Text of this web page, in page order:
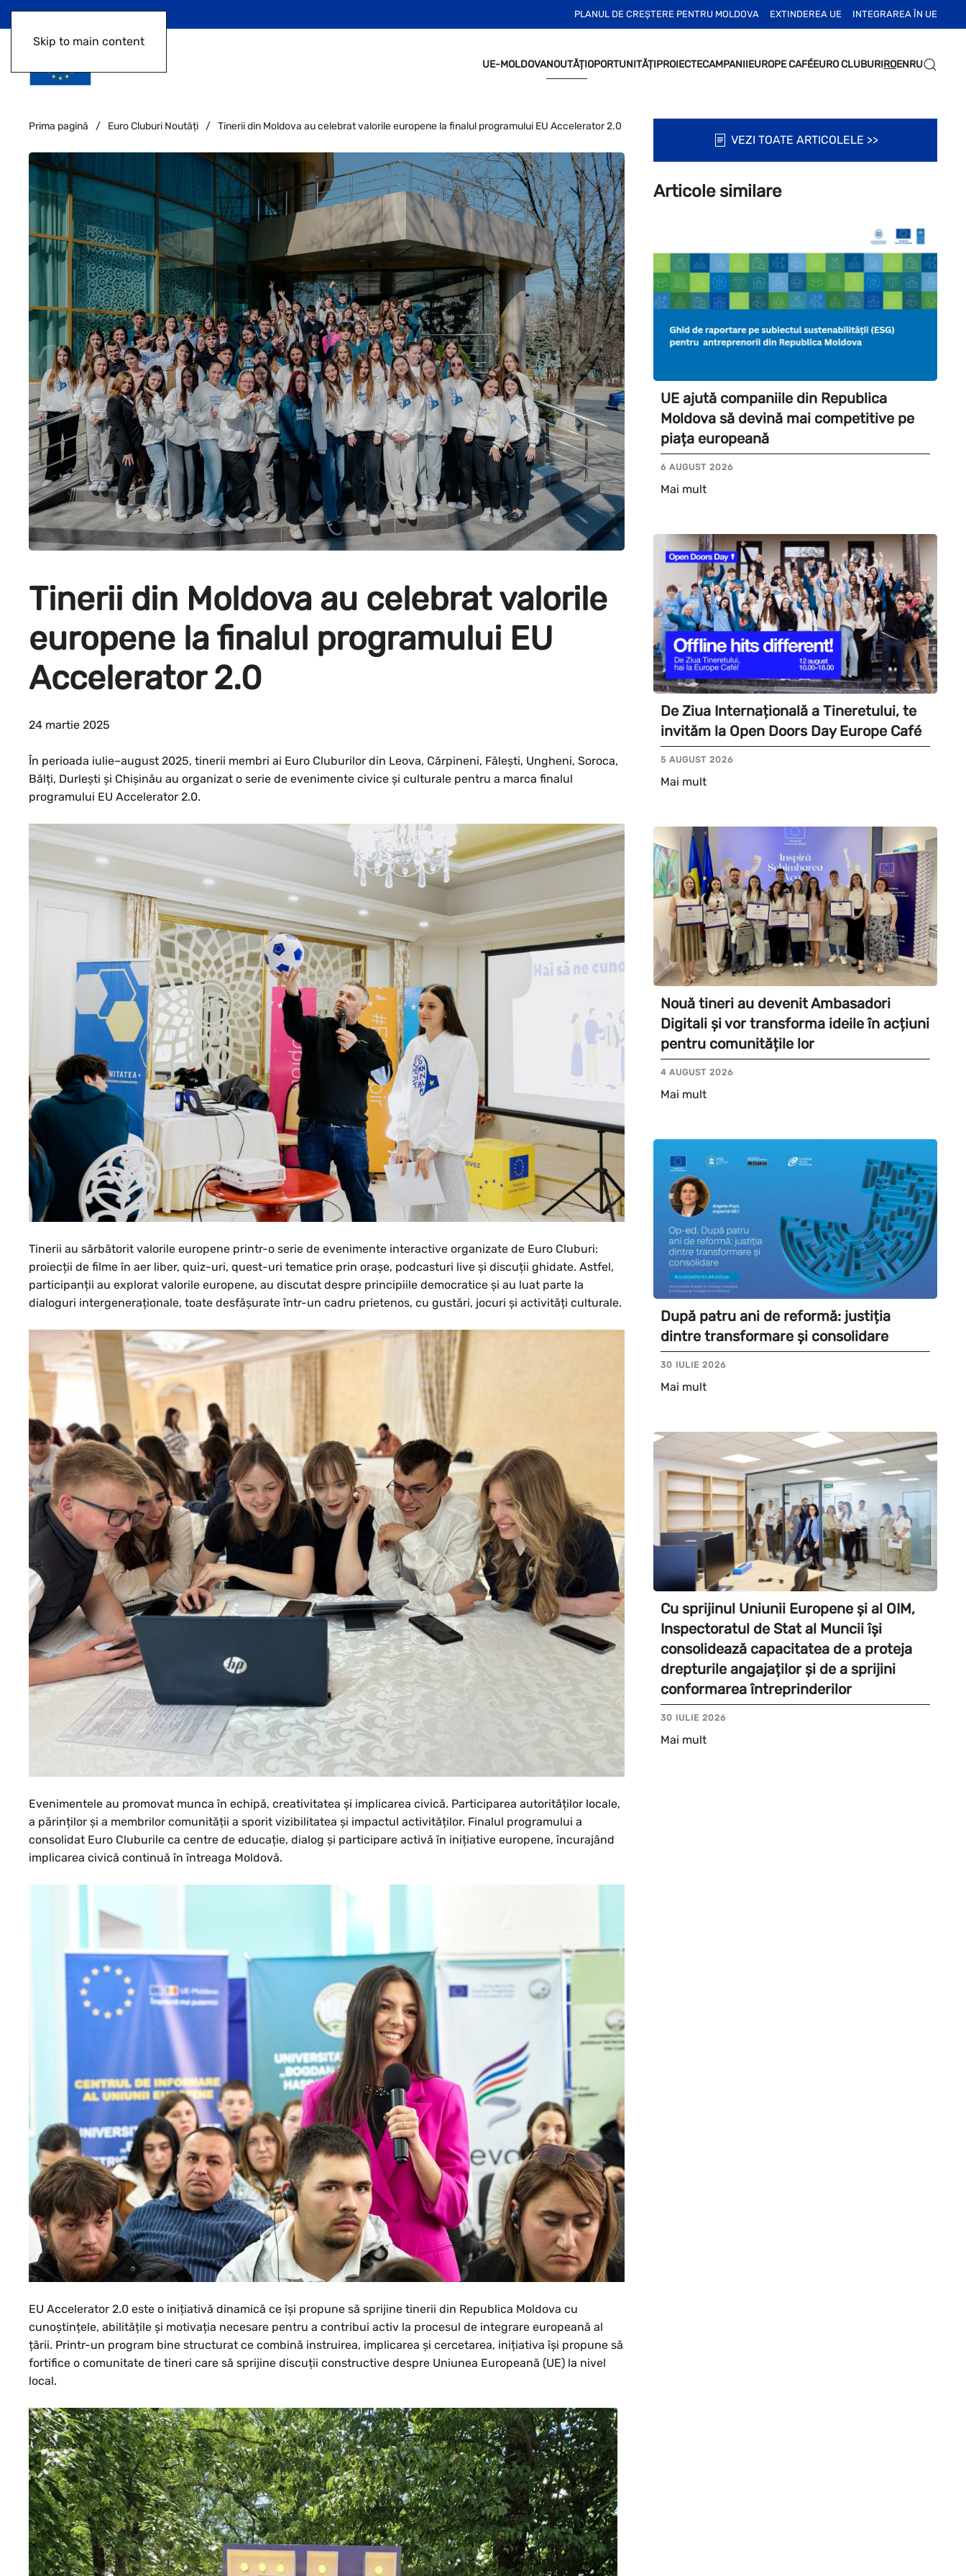
Skip to main content
PLANUL DE CREȘTERE PENTRU MOLDOVA EXTINDEREA UE INTEGRAREA ÎN UE
UE-MOLDOVANOUTĂȚIOPORTUNITĂȚIPROIECTECAMPANIIEUROPE CAFÉEURO CLUBURIROENRU
Prima pagină Euro Cluburi Noutăți Tinerii din Moldova au celebrat valorile europene la finalul programului EU Accelerator 2.0
Tinerii din Moldova au celebrat valorile
europene la finalul programului EU
Accelerator 2.0
24 martie 2025
În perioada iulie–august 2025, tinerii membri ai Euro Cluburilor din Leova, Cărpineni, Fălești, Ungheni, Soroca,
Bălți, Durlești și Chișinău au organizat o serie de evenimente civice și culturale pentru a marca finalul
programului EU Accelerator 2.0.
Tinerii au sărbătorit valorile europene printr-o serie de evenimente interactive organizate de Euro Cluburi:
proiecții de filme în aer liber, quiz-uri, quest-uri tematice prin orașe, podcasturi live și discuții ghidate. Astfel,
participanții au explorat valorile europene, au discutat despre principiile democratice și au luat parte la
dialoguri intergeneraționale, toate desfășurate într-un cadru prietenos, cu gustări, jocuri și activități culturale.
Evenimentele au promovat munca în echipă, creativitatea și implicarea civică. Participarea autorităților locale,
a părinților și a membrilor comunității a sporit vizibilitatea și impactul activităților. Finalul programului a
consolidat Euro Cluburile ca centre de educație, dialog și participare activă în inițiative europene, încurajând
implicarea civică continuă în întreaga Moldovă.
EU Accelerator 2.0 este o inițiativă dinamică ce își propune să sprijine tinerii din Republica Moldova cu
cunoștințele, abilitățile și motivația necesare pentru a contribui activ la procesul de integrare europeană al
țării. Printr-un program bine structurat ce combină instruirea, implicarea și cercetarea, inițiativa își propune să
fortifice o comunitate de tineri care să sprijine discuții constructive despre Uniunea Europeană (UE) la nivel
local.
VEZI TOATE ARTICOLELE >>
Articole similare
UE ajută companiile din Republica
Moldova să devină mai competitive pe
piața europeană
6 AUGUST 2026
Mai mult
De Ziua Internațională a Tineretului, te
invităm la Open Doors Day Europe Café
5 AUGUST 2026
Mai mult
Nouă tineri au devenit Ambasadori
Digitali și vor transforma ideile în acțiuni
pentru comunitățile lor
4 AUGUST 2026
Mai mult
După patru ani de reformă: justiția
dintre transformare și consolidare
30 IULIE 2026
Mai mult
Cu sprijinul Uniunii Europene și al OIM,
Inspectoratul de Stat al Muncii își
consolidează capacitatea de a proteja
drepturile angajaților și de a sprijini
conformarea întreprinderilor
30 IULIE 2026
Mai mult